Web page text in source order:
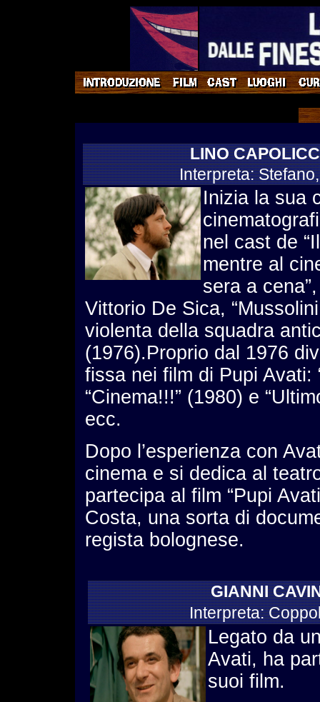
LINO
Interpreta:
Inizia la sua
nel cast de
mentre al
sera a
Vittorio De Sica,
violenta della squadra
(1976).Proprio dal 1976
fissa nei film di Pupi Avati:
“Cinema!!!” (1980) e
ecc.
Dopo l’esperienza con
cinema e si dedica al
partecipa al film “Pupi
Costa, una sorta di
regista bolognese.
GIANNI
Interpreta:
Legato da
Avati, ha
suoi film.